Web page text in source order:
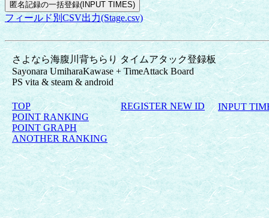
フィールド別CSV出力(Stage.csv)
さよなら海腹川背ちらり タイムアタック登録板
Sayonara UmiharaKawase + TimeAttack Board
PS vita & steam & android
TOP
POINT RANKING
POINT GRAPH
ANOTHER RANKING
REGISTER NEW ID INPUT